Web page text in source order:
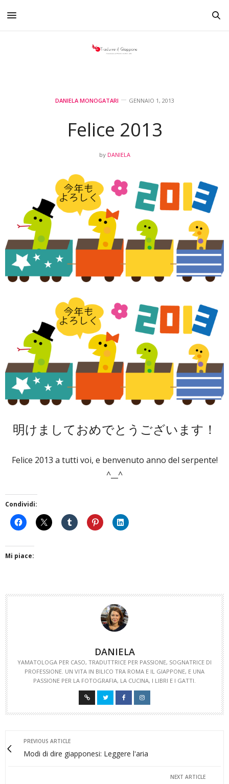
DANIELA MONOGATARI GENNAIO 1, 2013
Felice 2013
by DANIELA
明けましておめでとうございます！
Felice 2013 a tutti voi, e benvenuto anno del serpente!
^__^
Condividi:
Mi piace:
DANIELA
YAMATOLOGA PER CASO, TRADUTTRICE PER PASSIONE, SOGNATRICE DI
PROFESSIONE. UN VITA IN BILICO TRA ROMA E IL GIAPPONE, E UNA
PASSIONE PER LA FOTOGRAFIA, LA CUCINA, I LIBRI E I GATTI.
PREVIOUS ARTICLE
Modi di dire giapponesi: Leggere l'aria
NEXT ARTICLE